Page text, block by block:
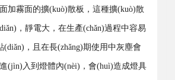
加霧面的擴(kuò)散板，這種擴(kuò)散
，靜電大，在生產(chǎn)過程中容易
，且在長(zhǎng)期使用中灰塵會
(jìn)入到燈體內(nèi)，會(huì)造成燈具